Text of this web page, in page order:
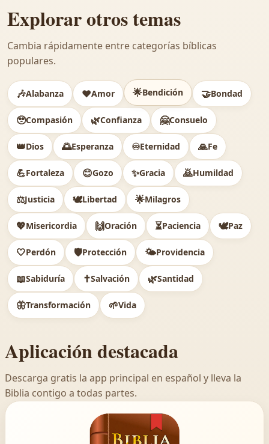
Explorar otros temas
Cambia rápidamente entre categorías bíblicas
populares.
🎶Alabanza ❤️Amor 🌟Bendición 🤝Bondad
🥹Compasión 🌿Confianza 🤗Consuelo
👑Dios 🌅Esperanza ♾️Eternidad 🙏Fe
💪Fortaleza 😊Gozo ✨Gracia 🙇Humildad
⚖️Justicia 🕊Libertad 🌟Milagros
💖Misericordia 🙌Oración ⏳Paciencia 🕊️Paz
🤍Perdón 🛡️Protección 🌤️Providencia
📖Sabiduría ✝️Salvación 🌿Santidad
🦋Transformación 🌱Vida
Aplicación destacada
Descarga gratis la app principal en español y lleva la
Biblia contigo a todas partes.